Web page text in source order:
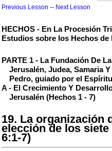
Previous Lesson -- Next Lesson
HECHOS - En La Procesión
Estudios sobre los Hechos de
PARTE 1 - La Fundación De
Jerusalén, Judea, Samaria
Pedro, guiado por el
A - El Crecimiento Y
Jerusalén (Hechos 1 - 7)
19. La organización
elección de los
6:1-7)